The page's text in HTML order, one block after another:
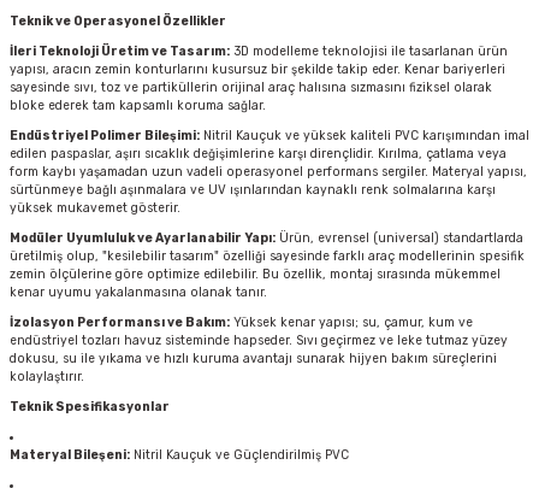
Teknik ve Operasyonel Özellikler
İleri Teknoloji Üretim ve Tasarım: 3D modelleme teknolojisi ile tasarlanan ürün
yapısı, aracın zemin konturlarını kusursuz bir şekilde takip eder. Kenar bariyerleri
sayesinde sıvı, toz ve partiküllerin orijinal araç halısına sızmasını fiziksel olarak
bloke ederek tam kapsamlı koruma sağlar.
Endüstriyel Polimer Bileşimi: Nitril Kauçuk ve yüksek kaliteli PVC karışımından imal
edilen paspaslar, aşırı sıcaklık değişimlerine karşı dirençlidir. Kırılma, çatlama veya
form kaybı yaşamadan uzun vadeli operasyonel performans sergiler. Materyal yapısı,
sürtünmeye bağlı aşınmalara ve UV ışınlarından kaynaklı renk solmalarına karşı
yüksek mukavemet gösterir.
Modüler Uyumluluk ve Ayarlanabilir Yapı: Ürün, evrensel (universal) standartlarda
üretilmiş olup, "kesilebilir tasarım" özelliği sayesinde farklı araç modellerinin spesifik
zemin ölçülerine göre optimize edilebilir. Bu özellik, montaj sırasında mükemmel
kenar uyumu yakalanmasına olanak tanır.
İzolasyon Performansı ve Bakım: Yüksek kenar yapısı; su, çamur, kum ve
endüstriyel tozları havuz sisteminde hapseder. Sıvı geçirmez ve leke tutmaz yüzey
dokusu, su ile yıkama ve hızlı kuruma avantajı sunarak hijyen bakım süreçlerini
kolaylaştırır.
Teknik Spesifikasyonlar
Materyal Bileşeni: Nitril Kauçuk ve Güçlendirilmiş PVC